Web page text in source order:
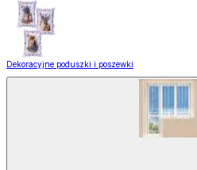
Dekoracyjne poduszki i poszewki